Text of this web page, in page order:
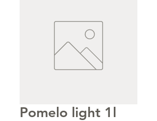
Pomelo light 1l